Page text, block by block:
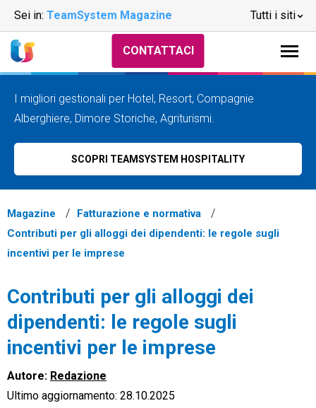
Sei in: TeamSystem Magazine Tutti i siti
CONTATTACI
I migliori gestionali per Hotel, Resort, Compagnie
Alberghiere, Dimore Storiche, Agriturismi.
SCOPRI TEAMSYSTEM HOSPITALITY
Magazine
Fatturazione e normativa
Contributi per gli alloggi dei dipendenti: le regole sugli
incentivi per le imprese
Contributi per gli alloggi dei
dipendenti: le regole sugli
incentivi per le imprese
Autore: Redazione
Ultimo aggiornamento: 28.10.2025